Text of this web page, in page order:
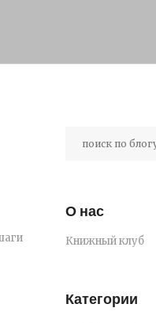
О нас
Книжный клуб
Категории